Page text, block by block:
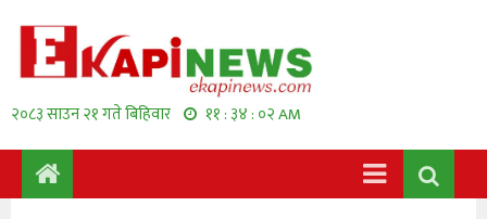
२०८३ साउन २१ गते बिहिवार ११ : ३४ : ०३ AM